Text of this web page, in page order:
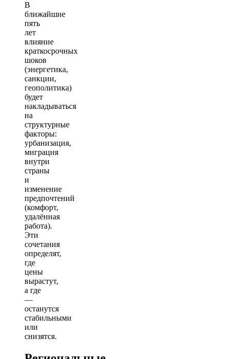
В
ближайшие
пять
лет
влияние
краткосрочных
шоков
(энергетика,
санкции,
геополитика)
будет
накладываться
на
структурные
факторы:
урбанизация,
миграция
внутри
страны
и
изменение
предпочтений
(комфорт,
удалённая
работа).
Эти
сочетания
определят,
где
цены
вырастут,
а где
—
останутся
стабильными
или
снизятся.